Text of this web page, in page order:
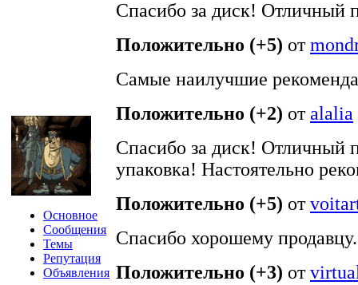
Основное
Сообщения
Темы
Репутация
Объявления
Спасибо за диск! Отличный
Положительно (+5) от
Самые наилучшие
Положительно (+2) отalalia
Спасибо за диск! Отличный
упаковка! Настоятельно
Положительно (+5) от
Спасибо хорошему
Положительно (+3) от